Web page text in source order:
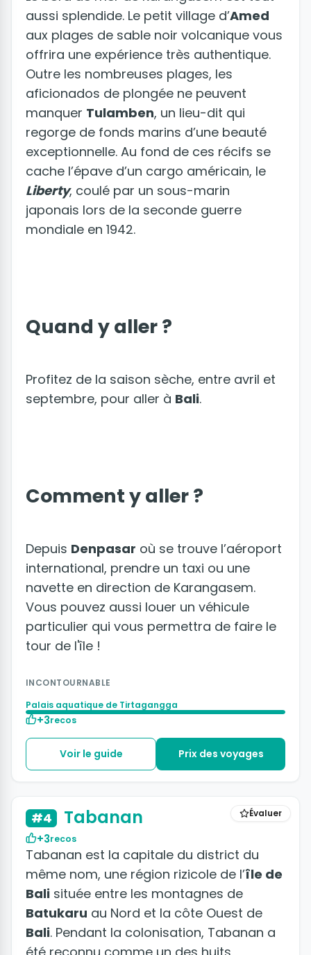
aussi splendide. Le petit village d’Amed
aux plages de sable noir volcanique vous
offrira une expérience très authentique.
Outre les nombreuses plages, les
aficionados de plongée ne peuvent
manquer Tulamben, un lieu-dit qui
regorge de fonds marins d’une beauté
exceptionnelle. Au fond de ces récifs se
cache l’épave d’un cargo américain, le
Liberty, coulé par un sous-marin
japonais lors de la seconde guerre
mondiale en 1942.
Quand y aller ?
Profitez de la saison sèche, entre avril et
septembre, pour aller à Bali.
Comment y aller ?
Depuis Denpasar où se trouve l’aéroport
international, prendre un taxi ou une
navette en direction de Karangasem.
Vous pouvez aussi louer un véhicule
particulier qui vous permettra de faire le
tour de l'île !
INCONTOURNABLE
Palais aquatique de Tirtagangga
+3recos
Voir le guide Prix des voyages
Évaluer
#4 Tabanan
+3recos
Tabanan est la capitale du district du
même nom, une région rizicole de l’île de
Bali située entre les montagnes de
Batukaru au Nord et la côte Ouest de
Bali. Pendant la colonisation, Tabanan a